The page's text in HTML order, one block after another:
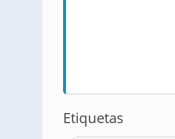
Etiquetas